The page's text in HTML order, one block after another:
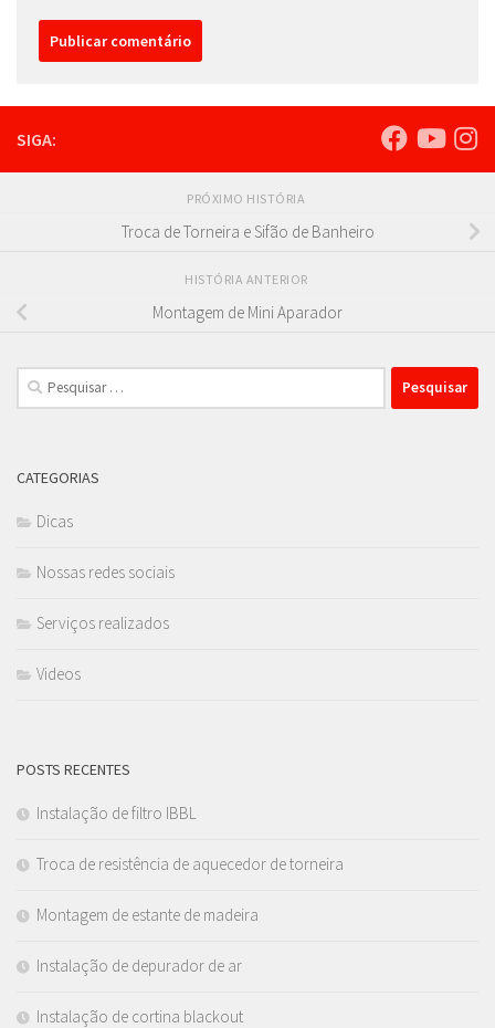
SIGA:
PRÓXIMO HISTÓRIA
Troca de Torneira e Sifão de Banheiro
HISTÓRIA ANTERIOR
Montagem de Mini Aparador
Pesquisar
por:
CATEGORIAS
Dicas
Nossas redes sociais
Serviços realizados
Videos
POSTS RECENTES
Instalação de filtro IBBL
Troca de resistência de aquecedor de torneira
Montagem de estante de madeira
Instalação de depurador de ar
Instalação de cortina blackout